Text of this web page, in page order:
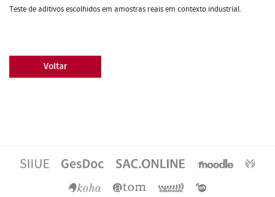
Teste de aditivos escolhidos em amostras reais em contexto industrial.
Voltar